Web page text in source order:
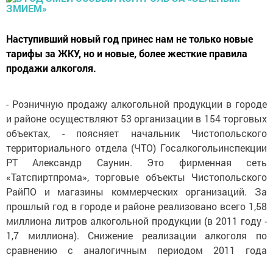
Наступивший новый год принес нам не только новые
тарифы за ЖКУ, но и новые, более жесткие правила
продажи алкоголя.
- Розничную продажу алкогольной продукции в городе
и районе осуществляют 53 организации в 154 торговых
объектах, - поясняет начальник Чистопольского
территориального отдела (ЧТО) Госалкогольинспекции
РТ Александр Саунин. Это фирменная сеть
«Татспиртпрома», торговые объекты Чистопольского
РайПО и магазины коммерческих организаций. За
прошлый год в городе и районе реализовано всего 1,58
миллиона литров алкогольной продукции (в 2011 году -
1,7 миллиона). Снижение реализации алкоголя по
сравнению с аналогичным периодом 2011 года